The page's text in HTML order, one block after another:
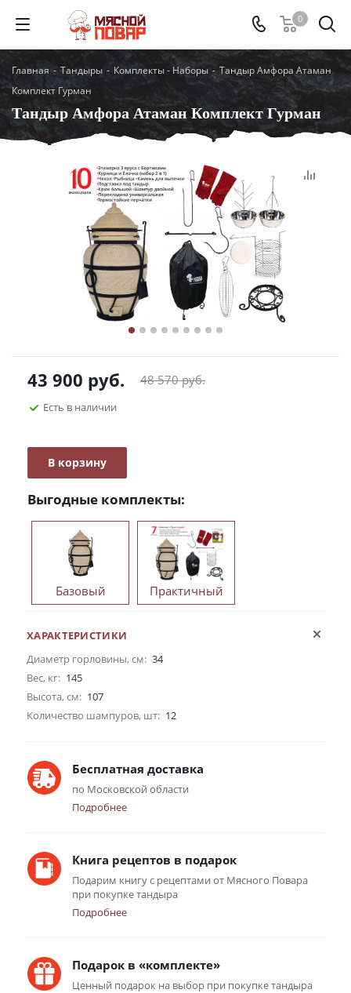
0
Главная - Тандыры - Комплекты - Наборы - Тандыр Амфора Атаман
Комплект Гурман
Тандыр Амфора Атаман Комплект Гурман
43 900 руб. 48 570руб.
Есть в наличии
В корзину
Выгодные комплекты:
Базовый Практичный
ХАРАКТЕРИСТИКИ
Диаметр горловины, см: 34
Вес, кг: 145
Высота, см: 107
Количество шампуров, шт: 12
Бесплатная доставка
по Московской области
Подробнее
Книга рецептов в подарок
Подарим книгу с рецептами от Мясного Повара
при покупке тандыра
Подробнее
Подарок в «комплекте»
Ценный подарок на выбор при покупке тандыра